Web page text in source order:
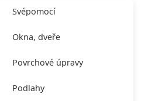
Svépomocí
Okna, dveře
Povrchové úpravy
Podlahy